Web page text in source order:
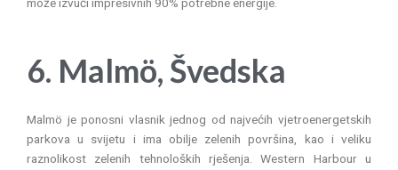
6. Malmö, Švedska
Malmö je ponosni vlasnik jednog od najvećih vjetroenergetskih
parkova u svijetu i ima obilje zelenih površina, kao i veliku
raznolikost zelenih tehnoloških rješenja. Western Harbour u